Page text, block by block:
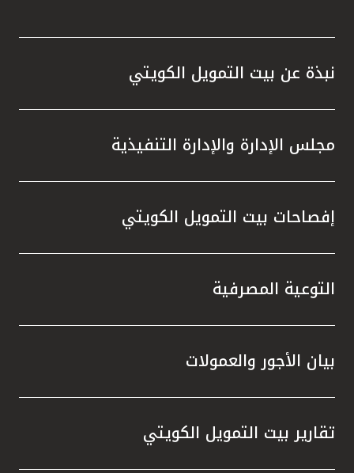
نبذة عن بيت التمويل الكويتي
مجلس الإدارة والإدارة التنفيذية
إفصاحات بيت التمويل الكويتي
التوعية المصرفية
بيان الأجور والعمولات
تقارير بيت التمويل الكويتي